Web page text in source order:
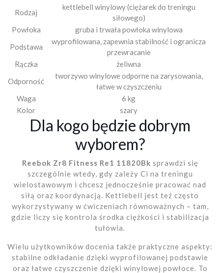
Rodzaj
kettlebell winylowy (ciężarek do treningu
siłowego)
Powłoka
gruba i trwała powłoka winylowa
Podstawa
wyprofilowana, zapewnia stabilność i ogranicza
przewracanie
Rączka
żeliwna
Odporność
tworzywo winylowe odporne na zarysowania,
łatwe w czyszczeniu
Waga
6 kg
Kolor
szary
Dla kogo będzie dobrym
wyborem?
Reebok Zr8 Fitness Re1 11820Bk sprawdzi się
szczególnie wtedy, gdy zależy Ci na treningu
wielostawowym i chcesz jednocześnie pracować nad
siłą oraz koordynacją. Kettlebell jest też często
wykorzystywany w ćwiczeniach równoważnych – tam,
gdzie liczy się kontrola środka ciężkości i stabilizacja
tułowia.
Wielu użytkowników docenia także praktyczne aspekty:
stabilne odkładanie dzięki wyprofilowanej podstawie
oraz łatwe czyszczenie dzięki winylowej powłoce. To